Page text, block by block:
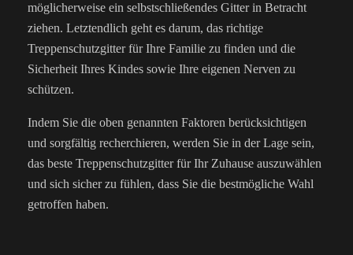
möglicherweise ein selbstschließendes Gitter in Betracht
ziehen. Letztendlich geht es darum, das richtige
Treppenschutzgitter für Ihre Familie zu finden und die
Sicherheit Ihres Kindes sowie Ihre eigenen Nerven zu
schützen.
Indem Sie die oben genannten Faktoren berücksichtigen
und sorgfältig recherchieren, werden Sie in der Lage sein,
das beste Treppenschutzgitter für Ihr Zuhause auszuwählen
und sich sicher zu fühlen, dass Sie die bestmögliche Wahl
getroffen haben.